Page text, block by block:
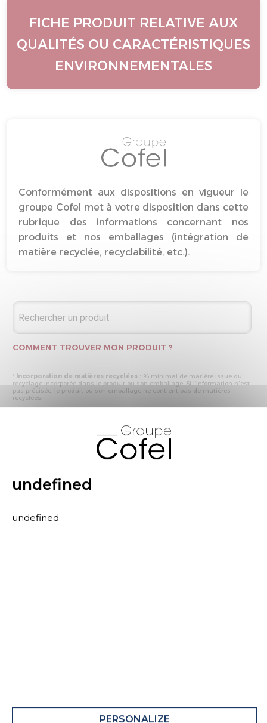
FICHE PRODUIT RELATIVE AUX
QUALITÉS OU CARACTÉRISTIQUES
ENVIRONNEMENTALES
Conformément aux dispositions en vigueur le
groupe Cofel met à votre disposition dans cette
rubrique des informations concernant nos
produits et nos emballages (intégration de
matière recyclée, recyclabilité, etc.).
COMMENT TROUVER MON PRODUIT ?
* Incorporation de matières recyclées : % minimal de matière issue du
recyclage incorporée dans le produit ou son emballage. Si l’information n'est
pas précisée, le produit ou son emballage ne contient pas de matières
recyclées.
produite par les processus de recyclage mis en œuvre représente plus de 50
% en masse du déchet collecté
- « produit ou emballage entièrement recyclable » : la matière recyclée
produite par les processus de recyclage mis en œuvre représente plus de 95
% en masse du déchet collecté
rubrique les primes et pénalités déclarées à ECOMAISON et CITEO (Eco
organismes français) lors de la déclaration annuelle de nos produits.
Recyclabilité du produit : Majoritairement
undefined
undefined
PERSONALIZE